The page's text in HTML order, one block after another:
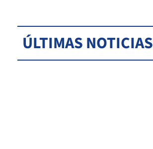
ÚLTIMAS NOTICIAS